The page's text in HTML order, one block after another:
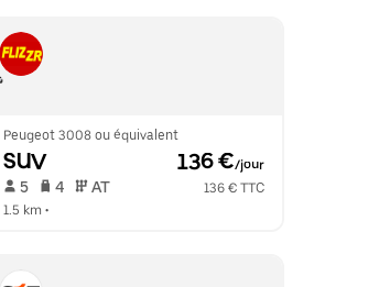
Peugeot 3008 ou équivalent
SUV 136 €/jour
5 4 AT
136 € TTC
1.5 km •